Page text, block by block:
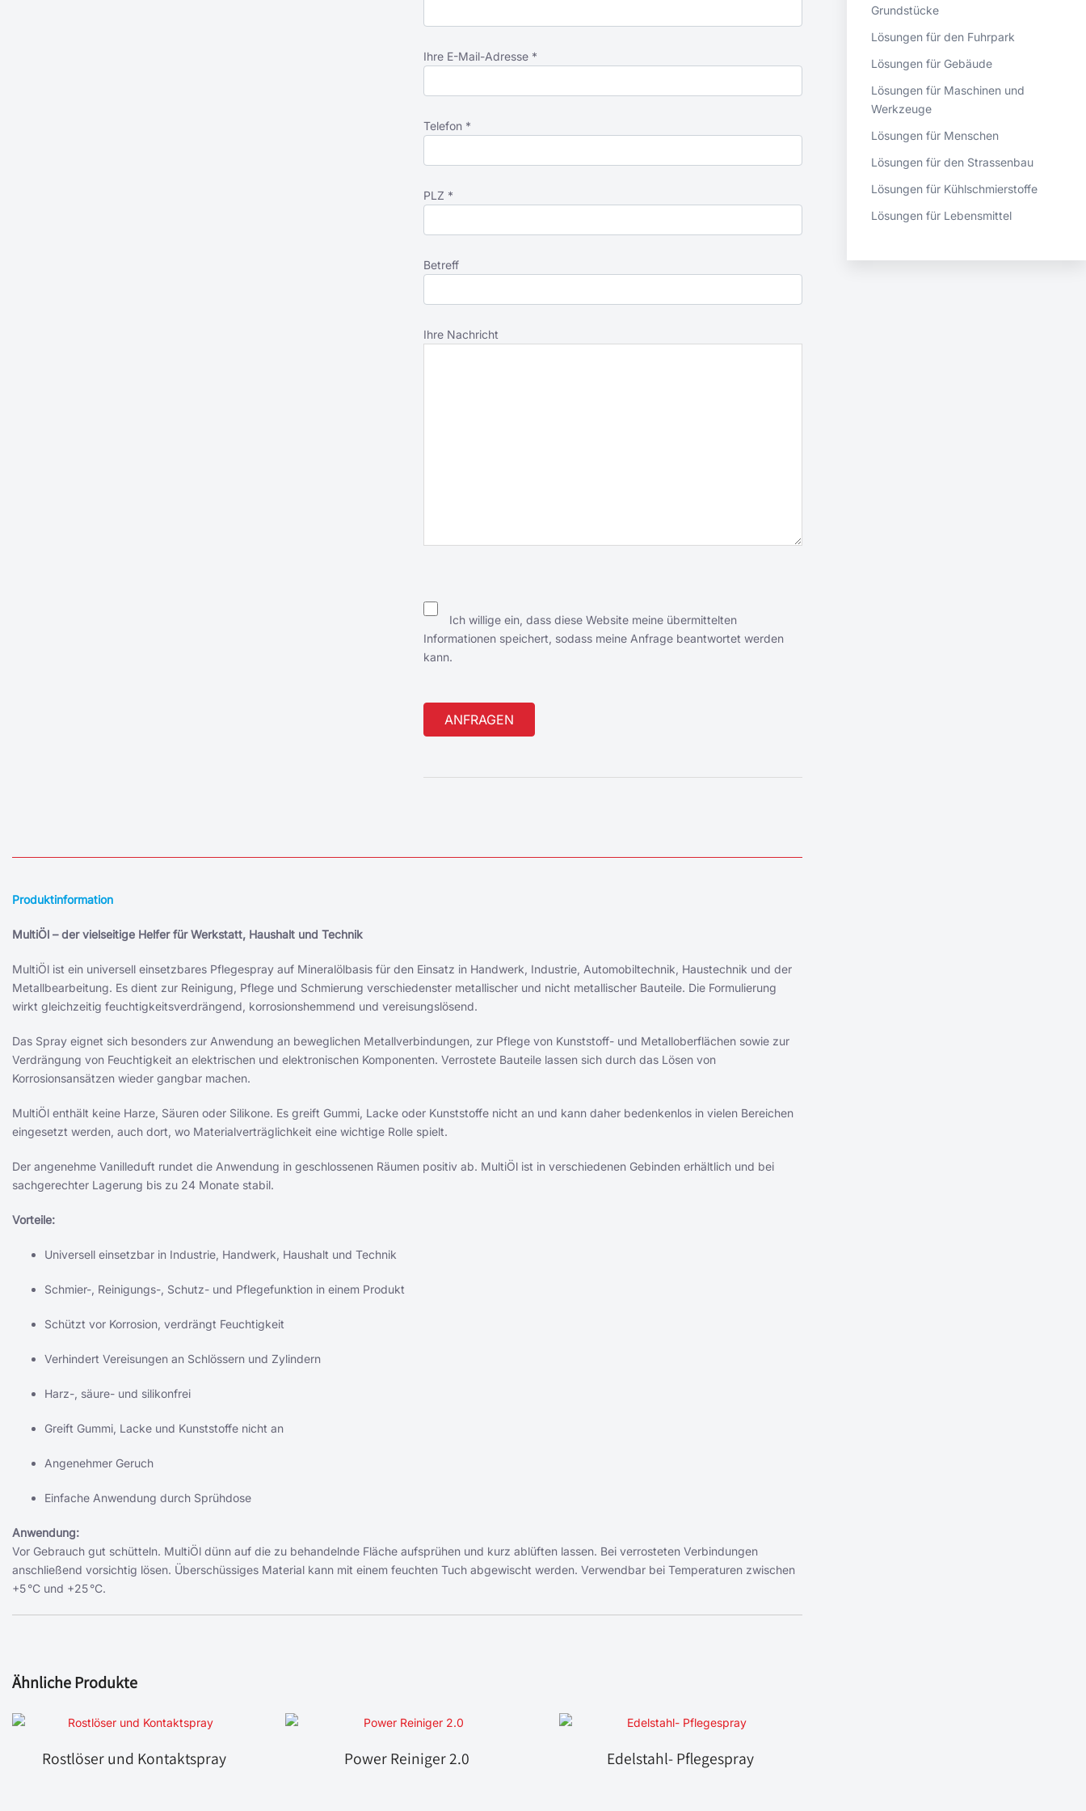
Ihre E-Mail-Adresse *
Telefon *
PLZ *
Betreff
Ihre Nachricht
Ich willige ein, dass diese Website meine übermittelten
Informationen speichert, sodass meine Anfrage beantwortet werden
kann.
Produktinformation
MultiÖl – der vielseitige Helfer für Werkstatt, Haushalt und Technik
MultiÖl ist ein universell einsetzbares Pflegespray auf Mineralölbasis für den Einsatz in Handwerk, Industrie, Automobiltechnik, Haustechnik und der
Metallbearbeitung. Es dient zur Reinigung, Pflege und Schmierung verschiedenster metallischer und nicht metallischer Bauteile. Die Formulierung
wirkt gleichzeitig feuchtigkeitsverdrängend, korrosionshemmend und vereisungslösend.
Das Spray eignet sich besonders zur Anwendung an beweglichen Metallverbindungen, zur Pflege von Kunststoff- und Metalloberflächen sowie zur
Verdrängung von Feuchtigkeit an elektrischen und elektronischen Komponenten. Verrostete Bauteile lassen sich durch das Lösen von
Korrosionsansätzen wieder gangbar machen.
MultiÖl enthält keine Harze, Säuren oder Silikone. Es greift Gummi, Lacke oder Kunststoffe nicht an und kann daher bedenkenlos in vielen Bereichen
eingesetzt werden, auch dort, wo Materialverträglichkeit eine wichtige Rolle spielt.
Der angenehme Vanilleduft rundet die Anwendung in geschlossenen Räumen positiv ab. MultiÖl ist in verschiedenen Gebinden erhältlich und bei
sachgerechter Lagerung bis zu 24 Monate stabil.
Vorteile:
Universell einsetzbar in Industrie, Handwerk, Haushalt und Technik
Schmier-, Reinigungs-, Schutz- und Pflegefunktion in einem Produkt
Schützt vor Korrosion, verdrängt Feuchtigkeit
Verhindert Vereisungen an Schlössern und Zylindern
Harz-, säure- und silikonfrei
Greift Gummi, Lacke und Kunststoffe nicht an
Angenehmer Geruch
Einfache Anwendung durch Sprühdose
Anwendung:
Vor Gebrauch gut schütteln. MultiÖl dünn auf die zu behandelnde Fläche aufsprühen und kurz ablüften lassen. Bei verrosteten Verbindungen
anschließend vorsichtig lösen. Überschüssiges Material kann mit einem feuchten Tuch abgewischt werden. Verwendbar bei Temperaturen zwischen
+5 °C und +25 °C.
Ähnliche Produkte
Rostlöser und Kontaktspray Power Reiniger 2.0 Edelstahl- Pflegespray
Grundstücke
Lösungen für den Fuhrpark
Lösungen für Gebäude
Lösungen für Maschinen und
Werkzeuge
Lösungen für Menschen
Lösungen für den Strassenbau
Lösungen für Kühlschmierstoffe
Lösungen für Lebensmittel